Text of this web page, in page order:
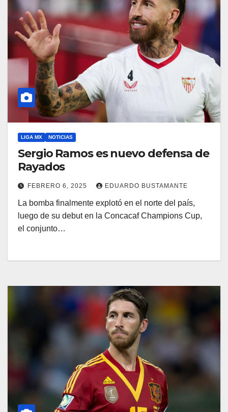
LIGA MX NOTICIAS
Sergio Ramos es nuevo defensa de
Rayados
FEBRERO 6, 2025 EDUARDO BUSTAMANTE
La bomba finalmente explotó en el norte del país,
luego de su debut en la Concacaf Champions Cup,
el conjunto…